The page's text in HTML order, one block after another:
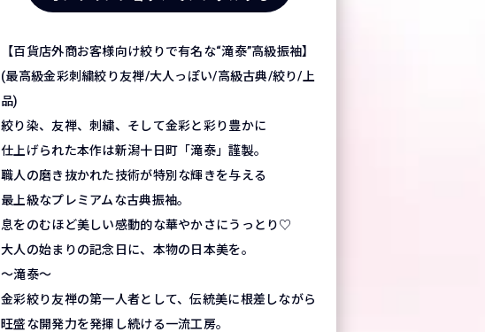
【百貨店外商お客様向け絞りで有名な“滝泰”高級振袖】
(最高級金彩刺繍絞り友禅/大人っぽい/高級古典/絞り/上
品)
絞り染、友禅、刺繍、そして金彩と彩り豊かに
仕上げられた本作は新潟十日町「滝泰」謹製。
職人の磨き抜かれた技術が特別な輝きを与える
最上級なプレミアムな古典振袖。
息をのむほど美しい感動的な華やかさにうっとり♡
大人の始まりの記念日に、本物の日本美を。
～滝泰～
金彩絞り友禅の第一人者として、伝統美に根差しながら
旺盛な開発力を発揮し続ける一流工房。